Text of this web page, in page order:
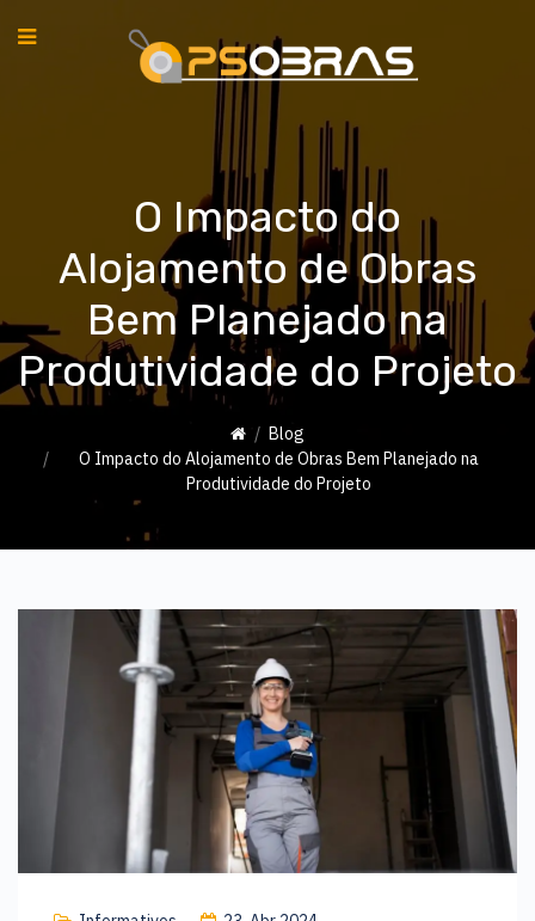
O Impacto do
Alojamento de Obras
Bem Planejado na
Produtividade do Projeto
Blog
O Impacto do Alojamento de Obras Bem Planejado na
Produtividade do Projeto